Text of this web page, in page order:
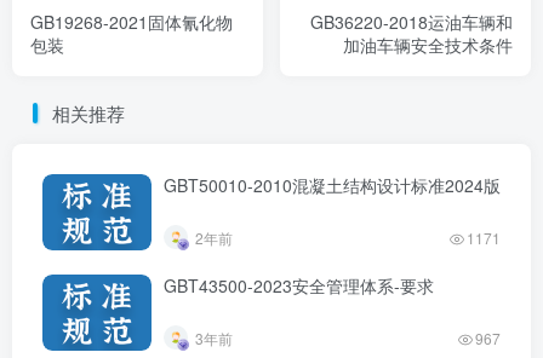
GB19268-2021固体氰化物
包装
GB36220-2018运油车辆和
加油车辆安全技术条件
相关推荐
GBT50010-2010混凝土结构设计标准2024版
2年前 1171
GBT43500-2023安全管理体系-要求
3年前 967